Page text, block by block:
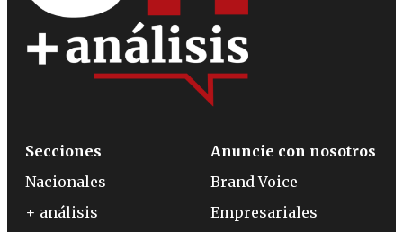
Secciones
Nacionales
+ análisis
Anuncie con nosotros
Brand Voice
Empresariales